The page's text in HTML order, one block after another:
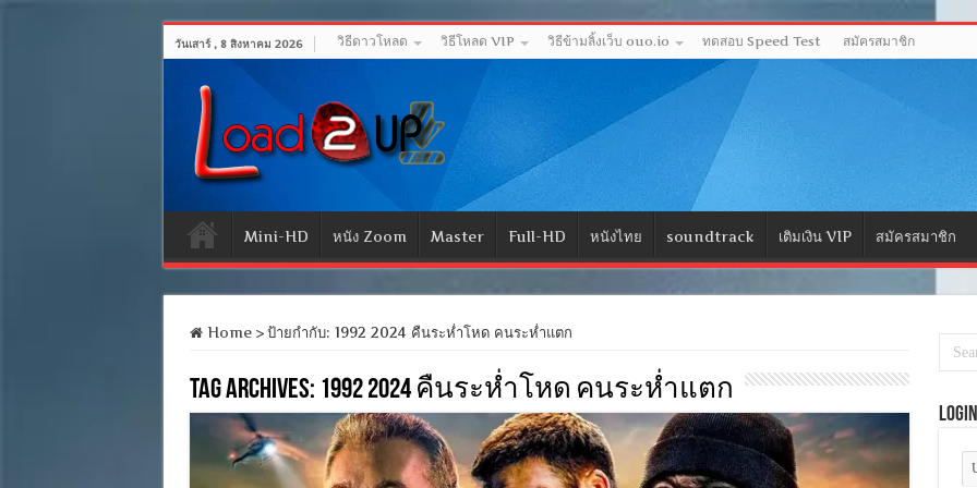
วันเสาร์ , 8 สิงหาคม 2026 วิธีดาวโหลด วิธีโหลด VIP วิธีข้ามลิ้งเว็บ ouo.io ทดสอบ Speed Test สมัครสมาชิก
Mini-HD หนัง Zoom Master Full-HD หนังไทย soundtrack เติมเงิน VIP สมัครสมาชิก
Home > ป้ายกำกับ: 1992 2024 คืนระห่ำโหด คนระห่ำแตก
Tag Archives: 1992 2024 คืนระห่ำโหด คนระห่ำแตก
Login